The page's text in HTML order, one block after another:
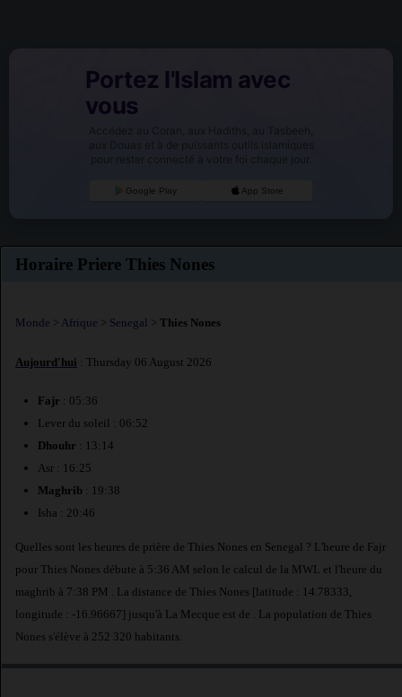
Portez l'Islam avec
vous
Accédez au Coran, aux Hadiths, au Tasbeeh,
aux Douas et à de puissants outils islamiques
pour rester connecté à votre foi chaque jour.
Google Play App Store
Horaire Priere Thies Nones
Monde > Afrique > Senegal > Thies Nones
Aujourd'hui : Thursday 06 August 2026
Fajr : 05:36
Lever du soleil : 06:52
Dhouhr : 13:14
Asr : 16:25
Maghrib : 19:38
Isha : 20:46
Quelles sont les heures de prière de Thies Nones en Senegal ? L'heure de Fajr
pour Thies Nones débute à 5:36 AM selon le calcul de la MWL et l'heure du
maghrib à 7:38 PM . La distance de Thies Nones [latitude : 14.78333,
longitude : -16.96667] jusqu'à La Mecque est de . La population de Thies
Nones s'élève à 252 320 habitants.